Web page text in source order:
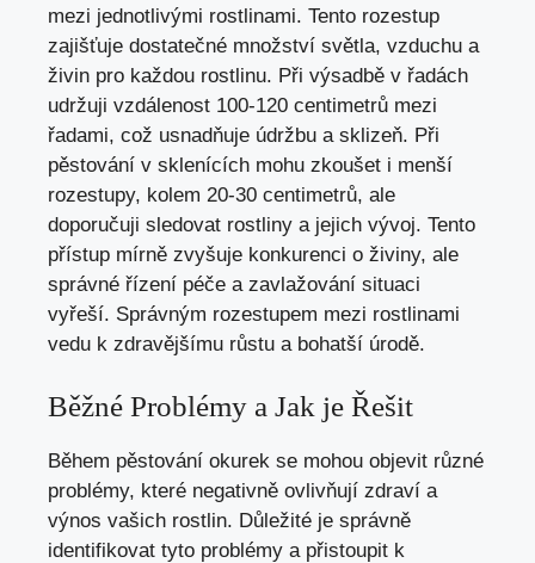
mezi jednotlivými rostlinami. Tento rozestup
zajišťuje dostatečné množství světla, vzduchu a
živin pro každou rostlinu. Při výsadbě v řadách
udržuji vzdálenost 100-120 centimetrů mezi
řadami, což usnadňuje údržbu a sklizeň. Při
pěstování v sklenících mohu zkoušet i menší
rozestupy, kolem 20-30 centimetrů, ale
doporučuji sledovat rostliny a jejich vývoj. Tento
přístup mírně zvyšuje konkurenci o živiny, ale
správné řízení péče a zavlažování situaci
vyřeší. Správným rozestupem mezi rostlinami
vedu k zdravějšímu růstu a bohatší úrodě.
Běžné Problémy a Jak je Řešit
Během pěstování okurek se mohou objevit různé
problémy, které negativně ovlivňují zdraví a
výnos vašich rostlin. Důležité je správně
identifikovat tyto problémy a přistoupit k